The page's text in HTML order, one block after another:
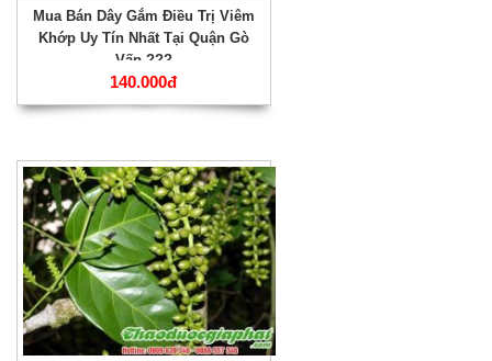
Mua Bán Dây Gắm Điều Trị Viêm
Khớp Uy Tín Nhất Tại Quận Gò
Vấp ???
140.000đ